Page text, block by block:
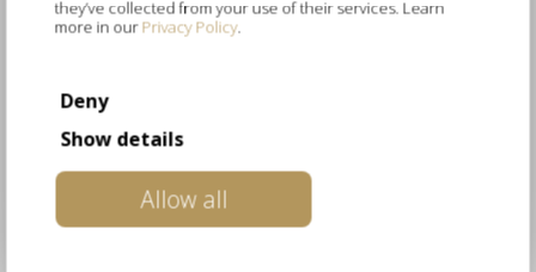
they’ve collected from your use of their services. Learn
more in ourPrivacy Policy.
Deny
Show details
Allow all
Settimino Ambra